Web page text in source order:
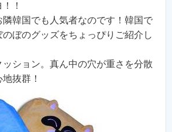
！
隣韓国でも人気者なのです！韓国で
ぼのグッズをちょっぴりご紹介し
ッション。真ん中の穴が重さを分散
抜群！